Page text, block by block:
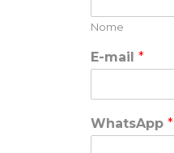
Nome
E-mail *
WhatsApp *